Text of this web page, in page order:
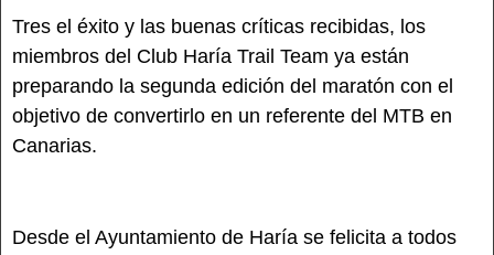
Tres el éxito y las buenas críticas recibidas, los
miembros del Club Haría Trail Team ya están
preparando la segunda edición del maratón con el
objetivo de convertirlo en un referente del MTB en
Canarias.
Desde el Ayuntamiento de Haría se felicita a todos